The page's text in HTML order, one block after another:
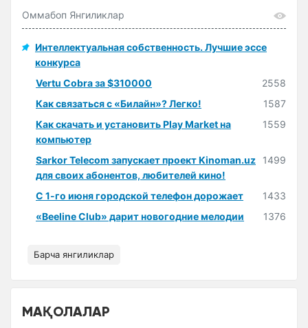
Оммабоп Янгиликлар
Интеллектуальная собственность. Лучшие эссе
конкурса
Vertu Cobra за $310000
2558
Как связаться с «Билайн»? Легко!
1587
Как скачать и установить Play Market на
компьютер
1559
Sarkor Telecom запускает проект Kinoman.uz
для своих абонентов, любителей кино!
1499
С 1-го июня городской телефон дорожает
1433
«Beeline Club» дарит новогодние мелодии
1376
Барча янгиликлар
МАҚОЛАЛАР